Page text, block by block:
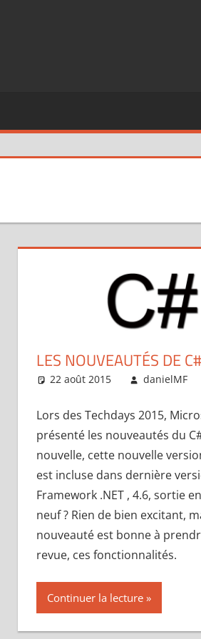
un commentaire
LES NOUVEAUTÉS DE
22 août 2015 danielMF
Lors des Techdays 2015,
présenté les nouveautés du
nouvelle, cette nouvelle
est incluse dans dernière
Framework .NET , 4.6, sortie
neuf ? Rien de bien excitant,
nouveauté est bonne à
revue, ces fonctionnalités.
Continuer la lecture